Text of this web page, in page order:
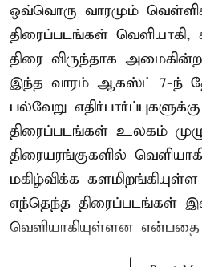
ஒவ்வொரு வாரமும்
திரைப்படங்கள் வெளியாகி,
திரை விருந்தாக
இந்த வாரம் ஆகஸ்ட் 7-ந்
பல்வேறு
திரைப்படங்கள் உலகம்
திரையரங்குகளில்
மகிழ்விக்க
எந்தெந்த திரைப்படங்கள்
வெளியாகியுள்ளன